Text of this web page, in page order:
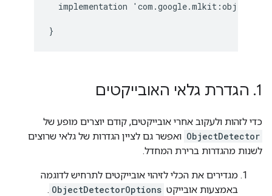
implementation ' com .google.mlkit :object
}
1
. הגדרת גלאי האובייקטים
כדי לזהות ולעקוב אחרי אובייקטים, קודם יוצרים מופע של
ObjectDetector ואפשר גם לציין הגדרות של גלאי שרוצים
לשנות מהגדרות ברירת המחדל.
מגדירים את הכלי לזיהוי אובייקטים לתרחיש לדוגמה
באמצעות אובייקט ObjectDetectorOptions
.